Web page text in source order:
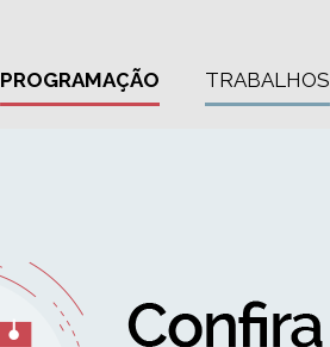
PROGRAMAÇÃO TRABALHOS